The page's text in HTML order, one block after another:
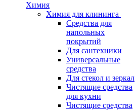
Химия
Химия для клининга
Средства для
напольных
покрытий
Для сантехники
Универсальные
средства
Для стекол и зеркал
Чистящие средства
для кухни
Чистящие средства